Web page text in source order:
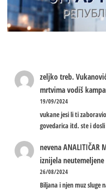
zeljko treb.
mrtvima vodiš
19/09/2024
vukane jesi li ti
govedarica itd. ste i
nevenaANALITIČAR
iznijela
26/08/2024
Biljana i njen muz sluge